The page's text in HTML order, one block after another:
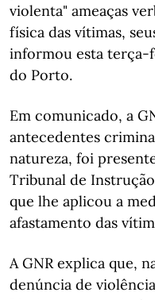
violenta" ameaças
física das vítimas,
informou esta terça-
do Porto.
Em comunicado, a
antecedentes
natureza, foi
Tribunal de
que lhe aplicou a
afastamento das
A GNR explica que,
denúncia de